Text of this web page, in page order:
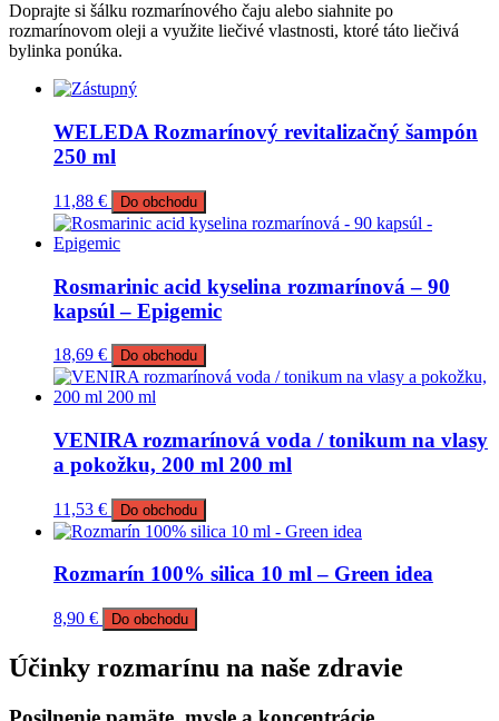
Doprajte si šálku rozmarínového čaju alebo siahnite po
rozmarínovom oleji a využite liečivé vlastnosti, ktoré táto liečivá
bylinka ponúka.
WELEDA Rozmarínový revitalizačný šampón
250 ml
11,88 € Do obchodu
Rosmarinic acid kyselina rozmarínová – 90
kapsúl – Epigemic
18,69 € Do obchodu
VENIRA rozmarínová voda / tonikum na vlasy
a pokožku, 200 ml 200 ml
11,53 € Do obchodu
Rozmarín 100% silica 10 ml – Green idea
8,90 € Do obchodu
Účinky rozmarínu na naše zdravie